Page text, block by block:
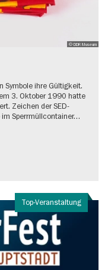
© DDR Museum
Symbole ihre Gültigkeit.
3. Oktober 1990 hatte
Zeichen der SED-
Sperrmüllcontainer…
Top-Veranstaltung